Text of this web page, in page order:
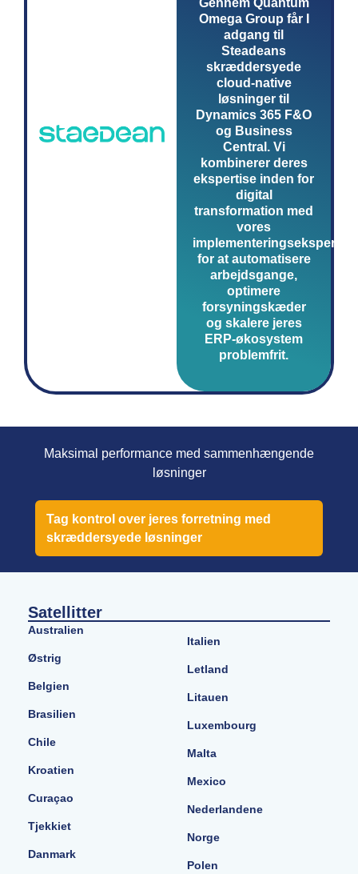
Gennem Quantum
Omega Group får I
adgang til
Steadeans
skræddersyede
cloud-native
løsninger til
Dynamics 365 F&O
og Business
Central. Vi
kombinerer deres
ekspertise inden for
digital
transformation med
vores
implementeringsekspertise
for at automatisere
arbejdsgange,
optimere
forsyningskæder
og skalere jeres
ERP-økosystem
problemfrit.
Maksimal performance med sammenhængende
løsninger
Tag kontrol over jeres forretning med
skræddersyede løsninger
Satellitter
Australien
Østrig
Belgien
Brasilien
Chile
Kroatien
Curaçao
Tjekkiet
Danmark
Italien
Letland
Litauen
Luxembourg
Malta
Mexico
Nederlandene
Norge
Polen